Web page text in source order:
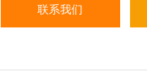
联系我们